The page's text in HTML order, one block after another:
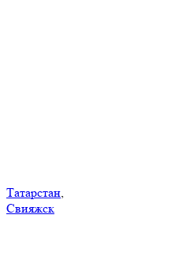
Татарстан,
Свияжск